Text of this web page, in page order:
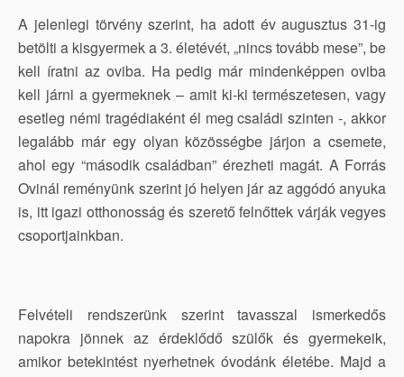
A jelenlegi törvény szerint, ha adott év augusztus 31-ig
betölti a kisgyermek a 3. életévét, „nincs tovább mese”, be
kell íratni az oviba. Ha pedig már mindenképpen oviba
kell járni a gyermeknek – amit ki-ki természetesen, vagy
esetleg némi tragédiaként él meg családi szinten -, akkor
legalább már egy olyan közösségbe járjon a csemete,
ahol egy “második családban” érezheti magát. A Forrás
Ovinál reményünk szerint jó helyen jár az aggódó anyuka
is, itt igazi otthonosság és szerető felnőttek várják vegyes
csoportjainkban.
Felvételi rendszerünk szerint tavasszal ismerkedős
napokra jönnek az érdeklődő szülők és gyermekeik,
amikor betekintést nyerhetnek óvodánk életébe. Majd a